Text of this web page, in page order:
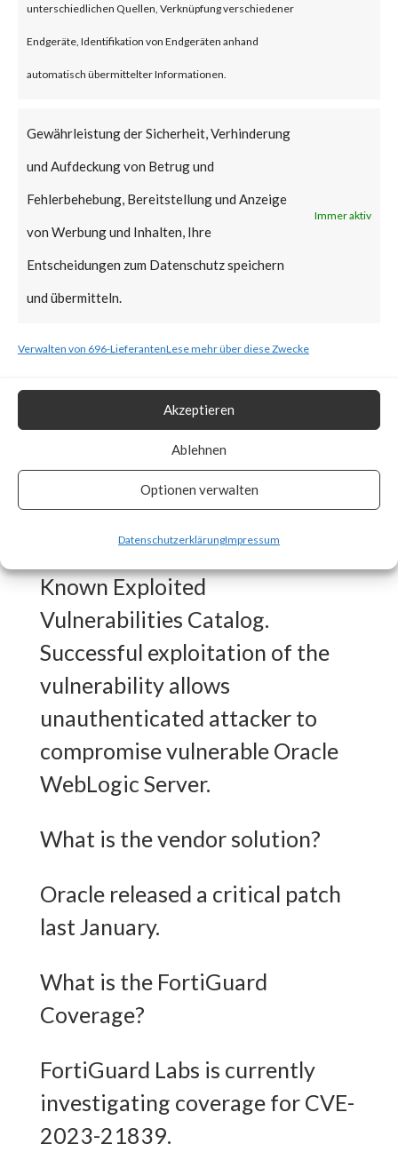
unterschiedlichen Quellen, Verknüpfung verschiedener
Endgeräte, Identifikation von Endgeräten anhand
automatisch übermittelter Informationen.
Gewährleistung der Sicherheit, Verhinderung
und Aufdeckung von Betrug und
Fehlerbehebung, Bereitstellung und Anzeige
von Werbung und Inhalten, Ihre
Entscheidungen zum Datenschutz speichern
und übermitteln.
Immer aktiv
Verwalten von 696-LieferantenLese mehr über diese Zwecke
Akzeptieren
Ablehnen
Optionen verwalten
DatenschutzerklärungImpressum
vulnerable servers via T3 and
IIOP (Oracle proprietary
protocol). The affected
12.2.1.4.0 and 14.1.1.0.0.
The vulnerability has a CVSS
base score of 7.5 and attack
complexity is rated “low” in the
vendor advisory.
On May 1st, 2023, CISA
(Cybersecurity & Infrastructure
Security Agency) added the
(CVE-2023-21839) to their
Known Exploited
Vulnerabilities Catalog.
Successful exploitation of the
vulnerability allows
unauthenticated attacker to
compromise vulnerable Oracle
WebLogic Server.
What is the vendor solution?
Oracle released a critical patch
last January.
What is the FortiGuard
Coverage?
FortiGuard Labs is currently
investigating coverage for CVE-
2023-21839.